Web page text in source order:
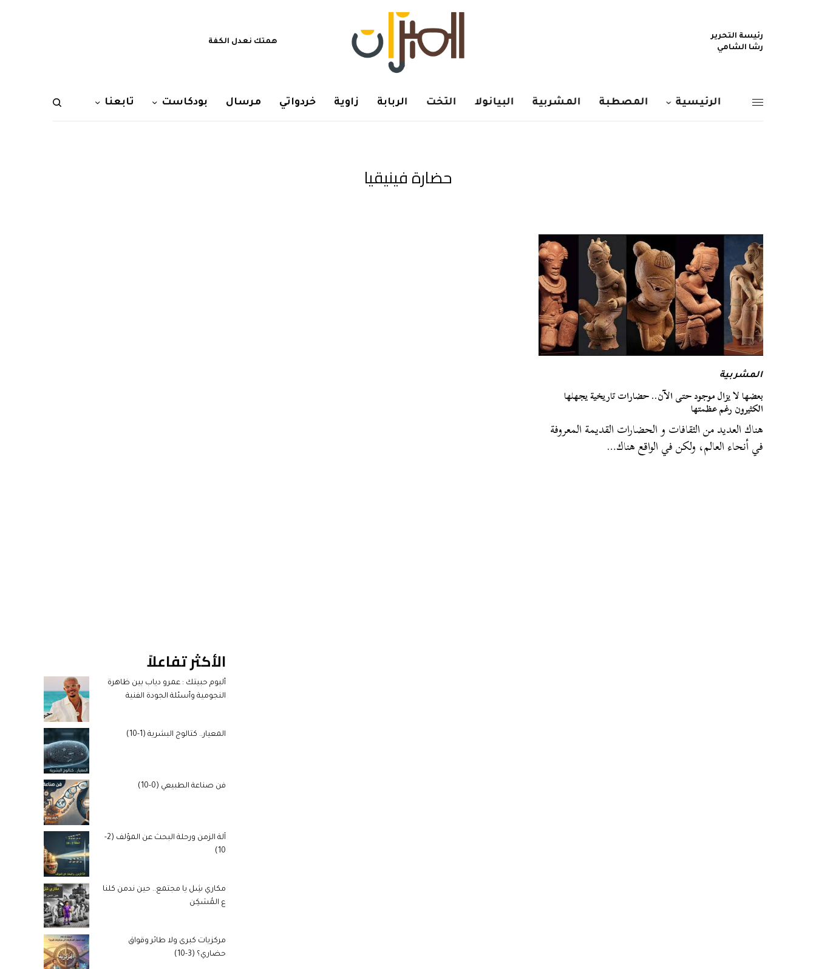
رئيسة التحرير
رشا الشامي
همتك نعدل الكفة
الرئيسية المصطبة المشربية البيانولا التخت الربابة زاوية خردواتي مرسال بودكاست تابعنا
حضارة فينيقيا
المشربية
بعضها لا يزال موجود حتى الآن.. حضارات تاريخية يجهلها
الكثيرون رغم عظمتها
هناك العديد من الثقافات و الحضارات القديمة المعروفة
في أنحاء العالم، ولكن في الواقع هناك…
الأكثر تفاعلاً
ألبوم حبيتك : عمرو دياب بين ظاهرة
النجومية وأسئلة الجودة الفنية
المعيار.. كتالوج البشرية (1-10)
فن صناعة الطبيعي (0-10)
آلة الزمن ورحلة البحث عن المؤلف (2-
10)
مكاري شِل يا مجتمع.. حين ندمن كلنا
ع المُسَكِن
مركزيات كبرى ولا طائر وقواق
حضاري؟ (3-10)